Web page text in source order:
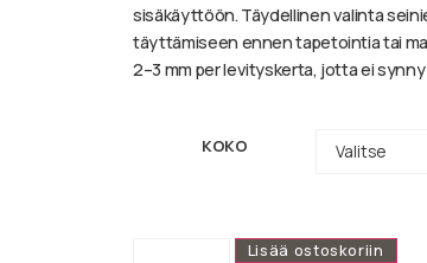
sisäkäyttöön. Täydellinen valinta
täyttämiseen ennen tapetointia tai
2–3 mm per levityskerta, jotta ei synny
KOKO
Lisää ostoskoriin